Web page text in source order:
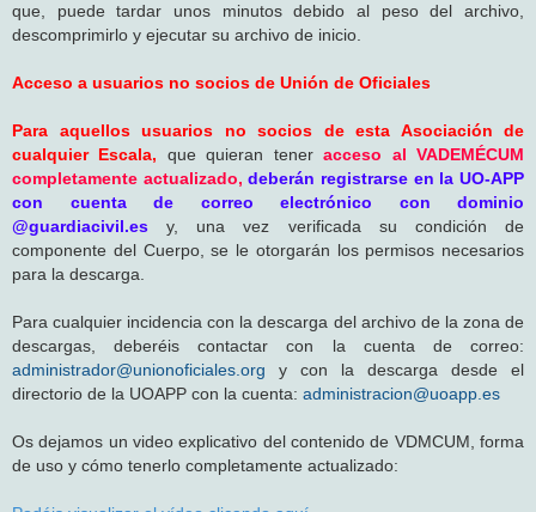
que, puede tardar unos minutos debido al peso del archivo,
descomprimirlo y ejecutar su archivo de inicio.
Acceso a usuarios no socios de Unión de Oficiales
Para aquellos usuarios no socios de esta Asociación de
cualquier Escala, que quieran teneracceso al VADEMÉCUM
completamente actualizado,deberán registrarse en la UO-APP
con cuenta de correo electrónico con dominio
@guardiacivil.es y, una vez verificada su condición de
componente del Cuerpo, se le otorgarán los permisos necesarios
para la descarga.
Para cualquier incidencia con la descarga del archivo de la zona de
descargas, deberéis contactar con la cuenta de correo:
administrador@unionoficiales.org y con la descarga desde el
directorio de la UOAPP con la cuenta: administracion@uoapp.es
Os dejamos un video explicativo del contenido de VDMCUM, forma
de uso y cómo tenerlo completamente actualizado: